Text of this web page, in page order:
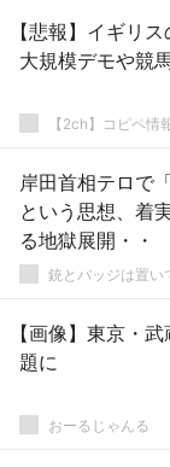
【悲報】イギリ
大規模デモや競
【2ch】コピペ情
岸田首相テロで
という思想、着
る地獄展開・・
銃とバッジは置い
【画像】東京・
題に
おーるじゃんる